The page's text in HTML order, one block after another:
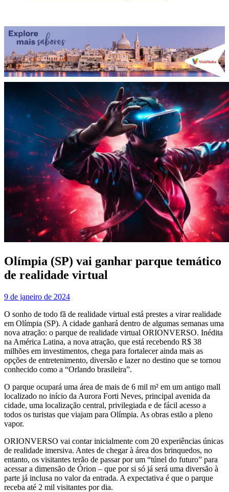
Olímpia (SP) vai ganhar parque temático
de realidade virtual
9 de janeiro de 2024
O sonho de todo fã de realidade virtual está prestes a virar realidade
em Olímpia (SP). A cidade ganhará dentro de algumas semanas uma
nova atração: o parque de realidade virtual ORIONVERSO. Inédita
na América Latina, a nova atração, que está recebendo R$ 38
milhões em investimentos, chega para fortalecer ainda mais as
opções de entretenimento, diversão e lazer no destino que se tornou
conhecido como a “Orlando brasileira”.
O parque ocupará uma área de mais de 6 mil m² em um antigo mall
localizado no início da Aurora Forti Neves, principal avenida da
cidade, uma localização central, privilegiada e de fácil acesso a
todos os turistas que viajam para Olímpia. As obras estão a pleno
vapor.
ORIONVERSO vai contar inicialmente com 20 experiências únicas
de realidade imersiva. Antes de chegar à área dos brinquedos, no
entanto, os visitantes terão de passar por um “túnel do futuro” para
acessar a dimensão de Órion – que por si só já será uma diversão à
parte já inclusa no valor da entrada. A expectativa é que o parque
receba até 2 mil visitantes por dia.